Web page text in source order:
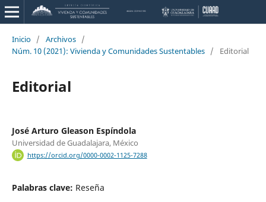
Inicio / Archivos /
Núm. 10 (2021): Vivienda y Comunidades Sustentables / Editorial
Editorial
José Arturo Gleason Espíndola
Universidad de Guadalajara, México
https://orcid.org/0000-0002-1125-7288
Palabras clave: Reseña